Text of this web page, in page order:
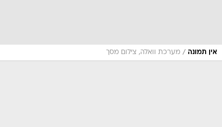
אין תמונה / מערכת וואלה, צילום מסך